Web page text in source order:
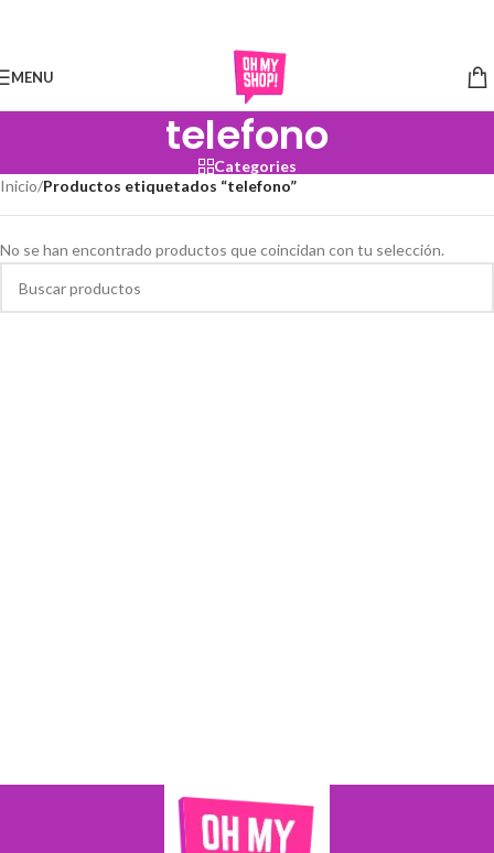
MENU
telefono
Categories
Inicio/Productos etiquetados “telefono”
No se han encontrado productos que coincidan con tu selección.